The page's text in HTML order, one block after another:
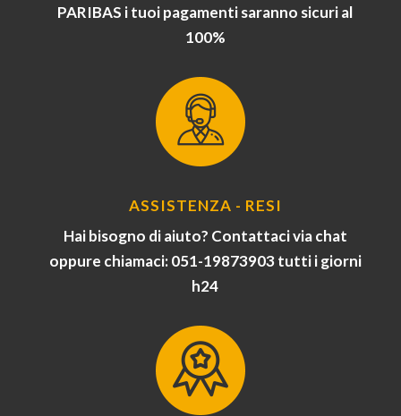
PARIBAS i tuoi pagamenti saranno sicuri al
100%
ASSISTENZA - RESI
Hai bisogno di aiuto? Contattaci via chat
oppure chiamaci: 051-19873903 tutti i giorni
h24